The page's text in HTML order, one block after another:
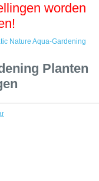
worden
Gebogen
snoeien, beplanten,
Nature Aqua-Gardening
Planten